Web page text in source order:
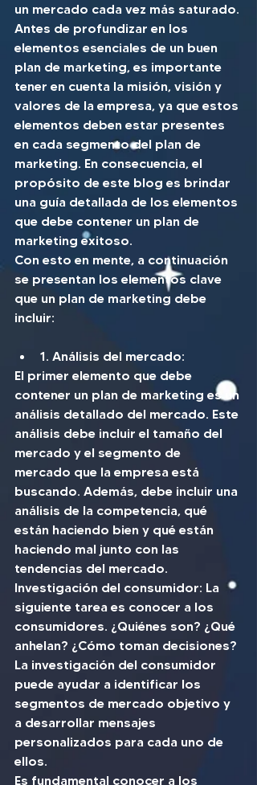
un mercado cada vez más saturado.
Antes de profundizar en los
elementos esenciales de un buen
plan de marketing, es importante
tener en cuenta la misión, visión y
valores de la empresa, ya que estos
elementos deben estar presentes
en cada segmento del plan de
marketing. En consecuencia, el
propósito de este blog es brindar
una guía detallada de los elementos
que debe contener un plan de
marketing exitoso.
Con esto en mente, a continuación
se presentan los elementos clave
que un plan de marketing debe
incluir:
1. Análisis del mercado:
El primer elemento que debe
contener un plan de marketing es un
análisis detallado del mercado. Este
análisis debe incluir el tamaño del
mercado y el segmento de
mercado que la empresa está
buscando. Además, debe incluir una
análisis de la competencia, qué
están haciendo bien y qué están
haciendo mal junto con las
tendencias del mercado.
Investigación del consumidor: La
siguiente tarea es conocer a los
consumidores. ¿Quiénes son? ¿Qué
anhelan? ¿Cómo toman decisiones?
La investigación del consumidor
puede ayudar a identificar los
segmentos de mercado objetivo y
a desarrollar mensajes
personalizados para cada uno de
ellos.
Es fundamental conocer a los